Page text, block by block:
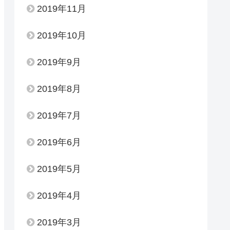
2019年11月
2019年10月
2019年9月
2019年8月
2019年7月
2019年6月
2019年5月
2019年4月
2019年3月